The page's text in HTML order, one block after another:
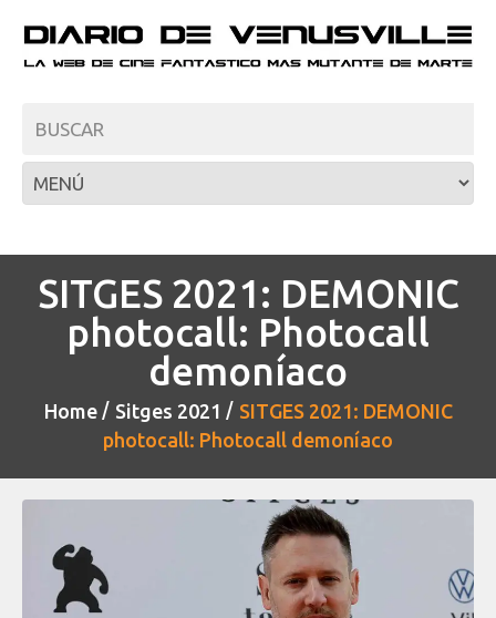
SITGES 2021: DEMONIC
photocall: Photocall
demoníaco
Home Sitges 2021
SITGES 2021: DEMONIC
photocall: Photocall demoníaco